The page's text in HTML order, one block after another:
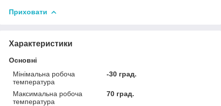
Приховати
Характеристики
Основні
Мінімальна робоча
температура
-30 град.
Максимальна робоча
температура
70 град.